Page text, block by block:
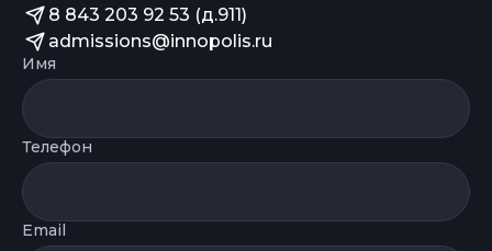
8 843 203 92 53 (д.911)
admissions@innopolis.ru
Имя
Телефон
Email